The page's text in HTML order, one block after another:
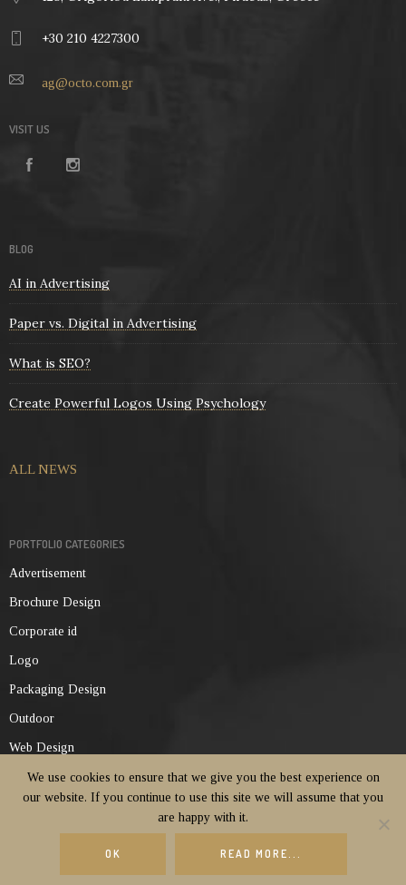
+30 210 4227300
ag@octo.com.gr
VISIT US
BLOG
AI in Advertising
Paper vs. Digital in Advertising
What is SEO?
Create Powerful Logos Using Psychology
ALL NEWS
PORTFOLIO CATEGORIES
Advertisement
Brochure Design
Corporate id
Logo
Packaging Design
Outdoor
Web Design
© OCTO ADVertising | Privacy Policy|Terms and Conditions
We use cookies to ensure that we give you the best experience on
our website. If you continue to use this site we will assume that you
are happy with it.
OK READ MORE...